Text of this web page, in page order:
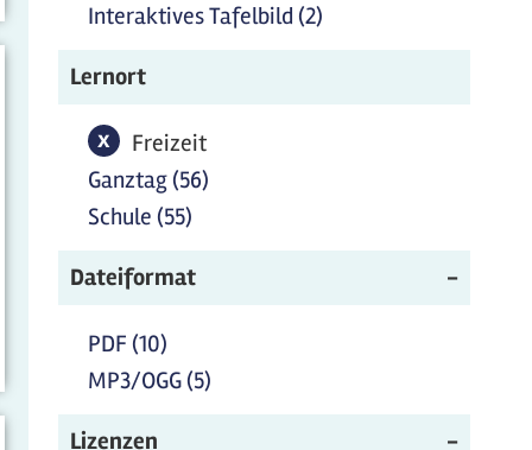
Interaktives Tafelbild (2)
Lernort
xFreizeit-Filter entfernen
Freizeit
Ganztag (56)
Schule (55)
Dateiformat
PDF (10)
MP3/OGG (5)
Lizenzen